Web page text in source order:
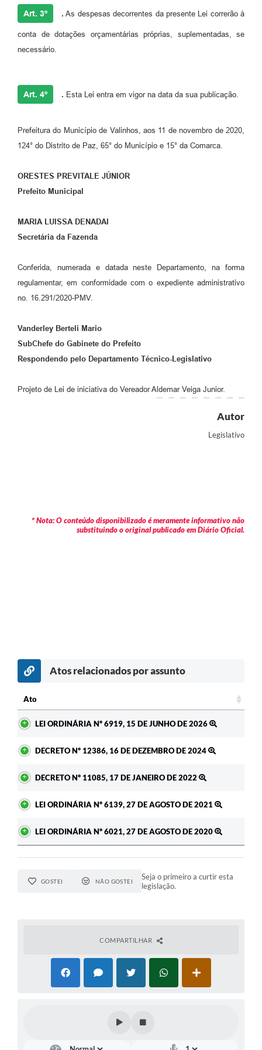
Art. 3º . As despesas decorrentes da presente Lei correrão à
conta de dotações orçamentárias próprias, suplementadas, se
necessário.
Art. 4º . Esta Lei entra em vigor na data da sua publicação.
Prefeitura do Município de Valinhos, aos 11 de novembro de 2020,
124° do Distrito de Paz, 65° do Município e 15° da Comarca.
ORESTES PREVITALE JÚNIOR
Prefeito Municipal
MARIA LUISSA DENADAI
Secretária da Fazenda
Conferida, numerada e datada neste Departamento, na forma
regulamentar, em conformidade com o expediente administrativo
no. 16.291/2020-PMV.
Vanderley Berteli Mario
SubChefe do Gabinete do Prefeito
Respondendo pelo Departamento Técnico-Legislativo
Projeto de Lei de iniciativa do Vereador Aldemar Veiga Junior.
Autor
Legislativo
* Nota: O conteúdo disponibilizado é meramente informativo não
substituindo o original publicado em Diário Oficial.
Atos relacionados por assunto
Ato
LEI ORDINÁRIA Nº 6919, 15 DE JUNHO DE 2026
DECRETO Nº 12386, 16 DE DEZEMBRO DE 2024
DECRETO Nº 11085, 17 DE JANEIRO DE 2022
LEI ORDINÁRIA Nº 6139, 27 DE AGOSTO DE 2021
LEI ORDINÁRIA Nº 6021, 27 DE AGOSTO DE 2020
GOSTEI NÃO GOSTEI
Seja o primeiro a curtir esta
legislação.
COMPARTILHAR